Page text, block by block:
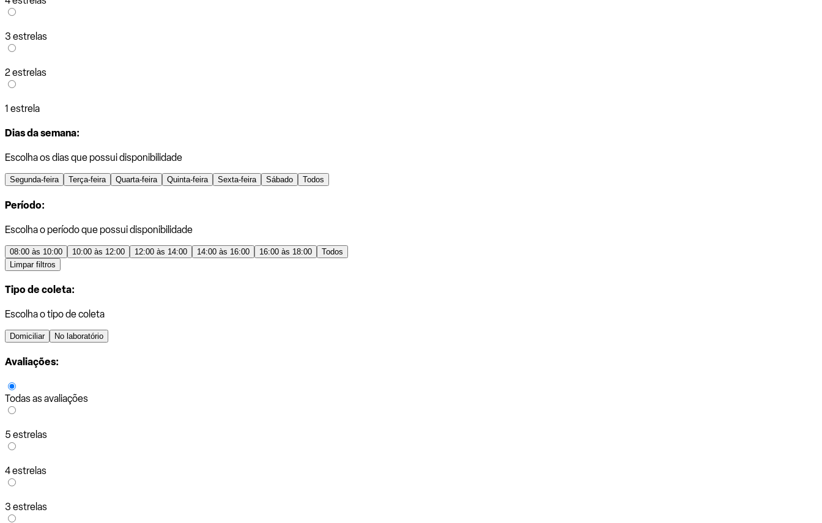
3 estrelas
2 estrelas
1 estrela
Dias da semana:
Escolha os dias que possui disponibilidade
Segunda-feira Terça-feira Quarta-feira Quinta-feira Sexta-feira Sábado Todos
Período:
Escolha o período que possui disponibilidade
08:00 às 10:00 10:00 às 12:00 12:00 às 14:00 14:00 às 16:00 16:00 às 18:00
Todos
Limpar filtros
Tipo de coleta:
Escolha o tipo de coleta
Domiciliar No laboratório
Avaliações:
Todas as avaliações
5 estrelas
4 estrelas
3 estrelas